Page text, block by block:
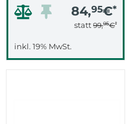
84,95€*
statt 99,95€*
inkl. 19% MwSt.